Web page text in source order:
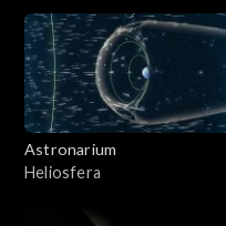
Astronarium
Heliosfera